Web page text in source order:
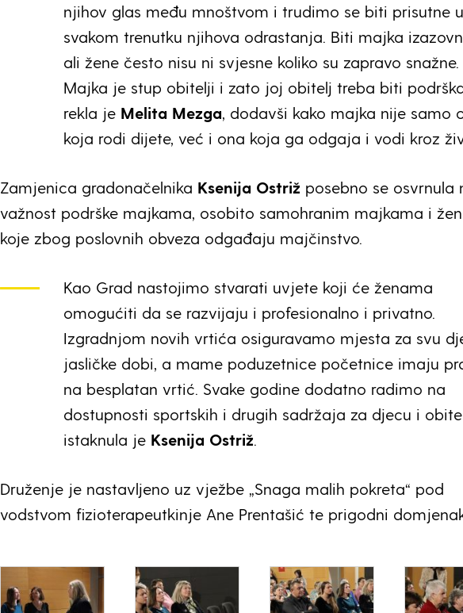
njihov glas među mnoštvom i trudimo se biti prisutne u
svakom trenutku njihova odrastanja. Biti majka
ali žene često nisu ni svjesne koliko su zapravo snažne.
Majka je stup obitelji i zato joj obitelj treba biti
rekla je Melita Mezga , dodavši kako majka nije samo
koja rodi dijete, već i ona koja ga odgaja i vodi kroz
Zamjenica gradonačelnika Ksenija Ostriž posebno se osvrnula
važnost podrške majkama, osobito samohranim majkama i
koje zbog poslovnih obveza odgađaju majčinstvo.
Kao Grad nastojimo stvarati uvjete koji će ženama
omogućiti da se razvijaju i profesionalno i privatno.
Izgradnjom novih vrtića osiguravamo mjesta za svu
jasličke dobi, a mame poduzetnice početnice imaju
na besplatan vrtić. Svake godine dodatno radimo na
dostupnosti sportskih i drugih sadržaja za djecu i
istaknula je Ksenija Ostriž
Druženje je nastavljeno uz vježbe „Snaga malih pokreta“ pod
vodstvom fizioterapeutkinje Ane Prentašić te prigodni